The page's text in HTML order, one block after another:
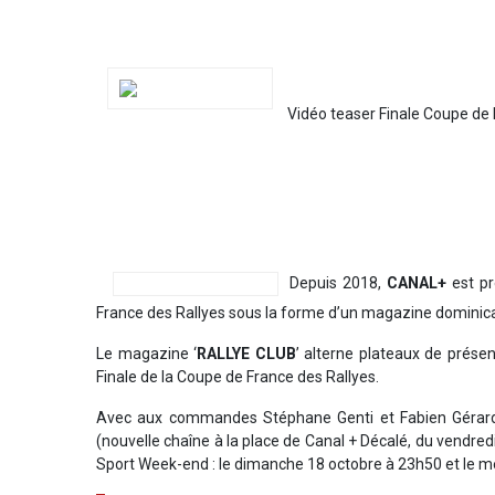
Vidéo teaser Finale Coupe
Depuis 2018, CANAL+ est
France des Rallyes sous la forme d’un magazine
Le magazine ‘RALLYE CLUB’ alterne plateaux de
Finale de la Coupe de France des Rallyes.
Avec aux commandes Stéphane Genti et Fabien
(nouvelle chaîne à la place de Canal + Décalé, du
Sport Week-end : le dimanche 18 octobre à 23h50 et le